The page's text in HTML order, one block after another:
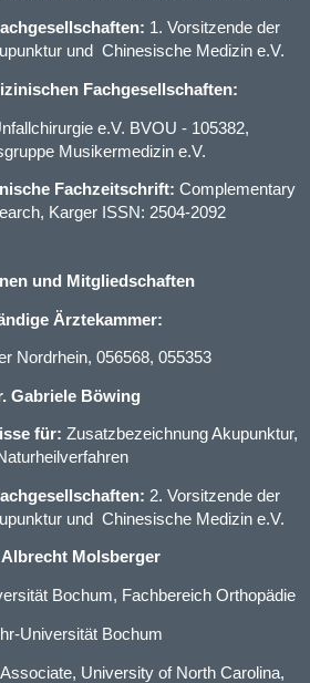
1. Vorsitzende der
und Chinesische Medizin e.V.
Fachgesellschaften:
e.V. BVOU - 105382,
Musikermedizin e.V.
Fachzeitschrift: Complementary
Karger ISSN: 2504-2092
und Mitgliedschaften
Ärztekammer:
Nordrhein, 056568, 055353
Gabriele Böwing
für: Zusatzbezeichnung Akupunktur,
2. Vorsitzende der
und Chinesische Medizin e.V.
Albrecht Molsberger
Bochum, Fachbereich Orthopädie
University of North Carolina,